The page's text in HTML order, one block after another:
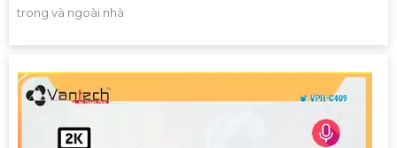
trong và ngoài nhà